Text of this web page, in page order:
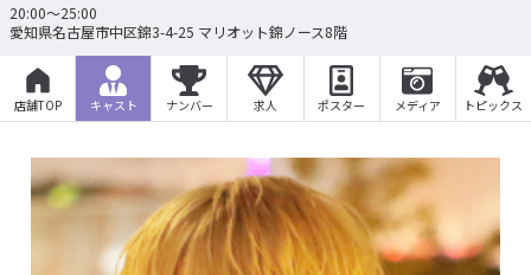
20:00〜25:00
愛知県名古屋市中区錦3-4-25 マリオット錦ノース8階
店舗TOP キャスト ナンバー 求人 ポスター メディア トピックス